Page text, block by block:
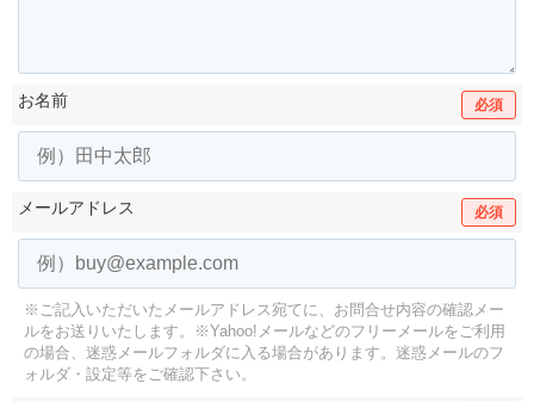
お名前 必須
メールアドレス 必須
※ご記入いただいたメールアドレス宛てに、お問合せ内容の確認メー
ルをお送りいたします。
※Yahoo!メールなどのフリーメールをご利用
の場合、迷惑メールフォルダに入る場合があります。 迷惑メールのフ
ォルダ・設定等をご確認下さい。